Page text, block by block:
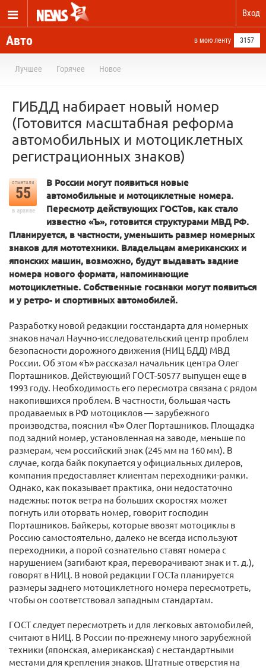
Вход
Авто в мою ленту 3157
Лучшее Горячее Новое
ГИБДД набирает новый номер
(Готовится масштабная реформа
автомобильных и мотоциклетных
регистрационных знаков)
отметили
55
в архиве
В России могут появиться новые
автомобильные и мотоциклетные номера.
Пересмотр действующих ГОСТов, как стало
известно «Ъ», готовится структурами МВД РФ.
Планируется, в частности, уменьшить размер номерных
знаков для мототехники. Владельцам американских и
японских машин, возможно, будут выдавать задние
номера нового формата, напоминающие
мотоциклетные. Собственные госзнаки могут появиться
и у ретро- и спортивных автомобилей.
Разработку новой редакции госстандарта для номерных
знаков начал Научно-исследовательский центр проблем
безопасности дорожного движения (НИЦ БДД) МВД
России. Об этом «Ъ» рассказал начальник центра Олег
Порташников. Действующий ГОСТ-50577 выпущен еще в
1993 году. Необходимость его пересмотра связана с рядом
накопившихся проблем. В частности, большая часть
продаваемых в РФ мотоциклов — зарубежного
производства, пояснил «Ъ» Олег Порташников. Площадка
под задний номер, установленная на заводе, меньше по
размерам, чем российский знак (245 мм на 160 мм). В
случае, когда байк покупается у официальных дилеров,
компания предоставляет клиентам переходники-рамки.
Однако, как показывает практика, они недостаточно
надежны: поток ветра на больших скоростях может
погнуть или оторвать номер, говорит господин
Порташников. Байкеры, которые ввозят мотоциклы в
Россию самостоятельно, далеко не всегда используют
переходники, а порой сознательно ставят номера с
нарушением (загибают края, переворачивают знак и т. д.),
говорят в НИЦ. В новой редакции ГОСТа планируется
размеры заднего мотоциклетного номера пересмотреть,
чтобы он соответствовал западным стандартам.
ГОСТ следует пересмотреть и для легковых автомобилей,
считают в НИЦ. В России по-прежнему много зарубежной
техники (японская, американская) с нестандартными
местами для крепления знаков. Штатные отверстия на